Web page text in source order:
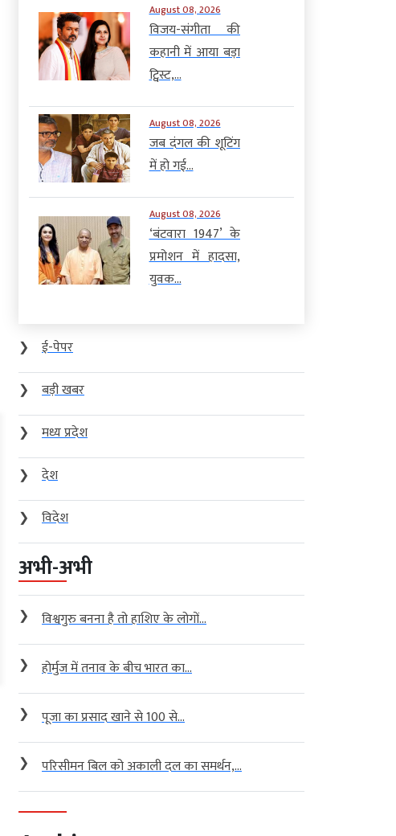
August 08, 2026
विजय-संगीता की
कहानी में आया बड़ा
ट्विस्ट,...
August 08, 2026
जब दंगल की शूटिंग
में हो गई...
August 08, 2026
‘बंटवारा 1947’ के
प्रमोशन में हादसा,
युवक...
❯
ई-पेपर
❯
बड़ी खबर
❯
मध्य प्रदेश
❯
देश
❯
विदेश
अभी-अभी
❯ विश्वगुरु बनना है तो हाशिए के लोगों...
❯ होर्मुज में तनाव के बीच भारत का...
❯ पूजा का प्रसाद खाने से 100 से...
❯ परिसीमन बिल को अकाली दल का समर्थन,...